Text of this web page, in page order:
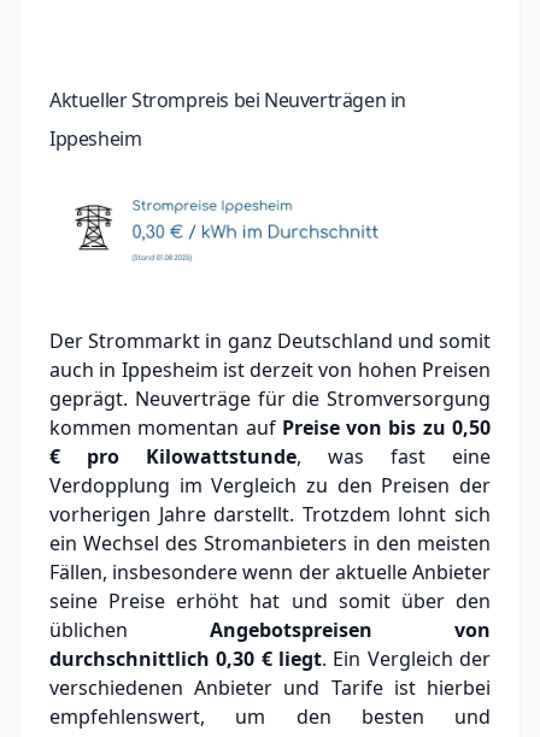
Aktueller Strompreis bei Neuverträgen in
Ippesheim
Der Strommarkt in ganz Deutschland und somit
auch in Ippesheim ist derzeit von hohen Preisen
geprägt. Neuverträge für die Stromversorgung
kommen momentan auf Preise von bis zu0,50
€ pro Kilowattstunde, was fast eine
Verdopplung im Vergleich zu den Preisen der
vorherigen Jahre darstellt. Trotzdem lohnt sich
ein Wechsel des Stromanbieters in den meisten
Fällen, insbesondere wenn der aktuelle Anbieter
seine Preise erhöht hat und somit über den
üblichen Angebotspreisen von
durchschnittlich0,30 €liegt. Ein Vergleich der
verschiedenen Anbieter und Tarife ist hierbei
empfehlenswert, um den besten und